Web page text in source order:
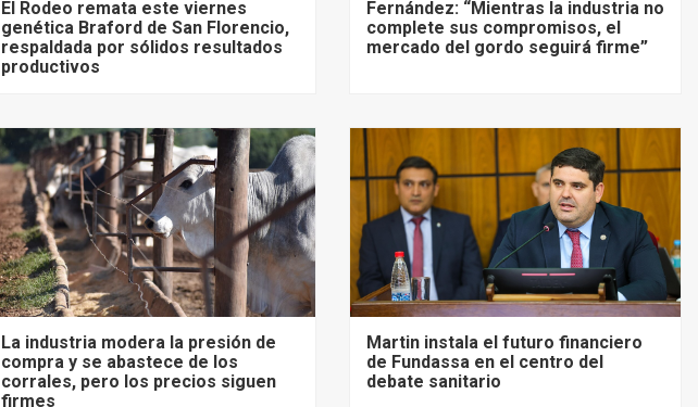
El Rodeo remata este viernes
genética Braford de San Florencio,
respaldada por sólidos resultados
productivos
Fernández: “Mientras la industria no
complete sus compromisos, el
mercado del gordo seguirá firme”
La industria modera la presión de
compra y se abastece de los
corrales, pero los precios siguen
firmes
Martin instala el futuro financiero
de Fundassa en el centro del
debate sanitario